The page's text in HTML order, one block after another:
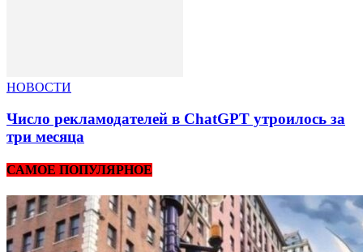
НОВОСТИ
Число рекламодателей в ChatGPT утроилось за
три месяца
САМОЕ ПОПУЛЯРНОЕ